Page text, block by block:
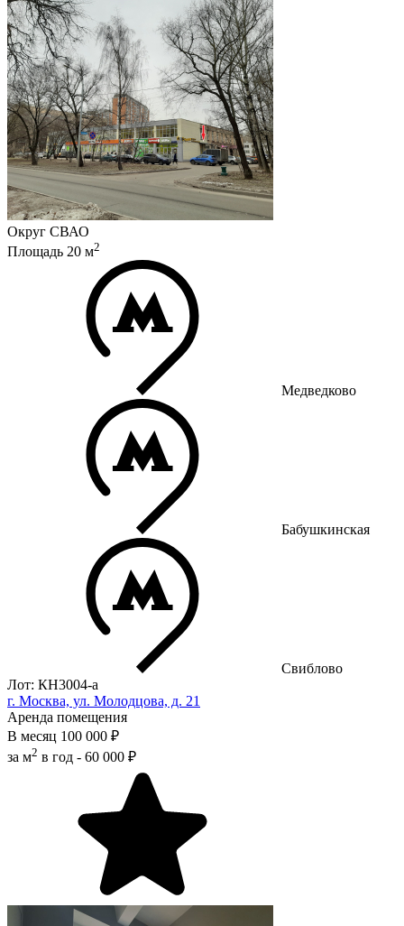
Округ СВАО
Площадь 20 м2
Медведково
Бабушкинская
Свиблово
Лот: КН3004-a
г. Москва, ул. Молодцова, д. 21
Аренда помещения
В месяц 100 000 ₽
за м2 в год - 60 000 ₽